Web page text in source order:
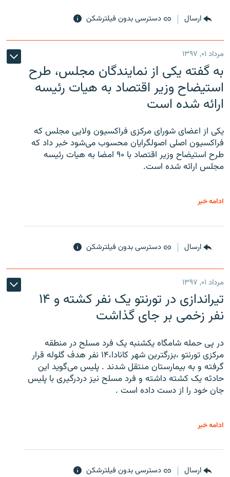
ارسال دسترسی بدون فیلترشکن
مرداد ۰۱, ۱۳۹۷
به گفته یکی از نمایندگان مجلس، طرح
استیضاح وزیر اقتصاد به هیات رئیسه
ارائه شده است
یکی از اعضای شورای مرکزی فراکسیون ولایی مجلس که
فراکسیون اصلی اصولگرایان محسوب می‌شود خبر داد که
طرح استیضاح وزیر اقتصاد با ۹۰ امضا به هیات رئیسه
مجلس ارائه شده است.
ادامه خبر
ارسال دسترسی بدون فیلترشکن
مرداد ۰۱, ۱۳۹۷
تیراندازی در تورنتو یک نفر کشته و ۱۴
نفر زخمی بر جای گذاشت
در پی حمله شامگاه یکشنبه یک فرد مسلح در منطقه
مرکزی تورنتو ،‌بزرگترین شهر کانادا،۱۴ نفر هدف گلوله قرار
گرفته و به بیمارستان منتقل شدند . پلیس می‌گوید این
حادثه یک کشته داشته و فرد مسلح نیز دردرگیری با پلیس
جان خود را از دست داده است .
ادامه خبر
ارسال دسترسی بدون فیلترشکن